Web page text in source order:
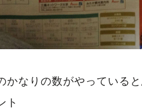
かなりの数がやっていると
ト